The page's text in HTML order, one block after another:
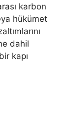
karbon
hükümet
dahil
kapı